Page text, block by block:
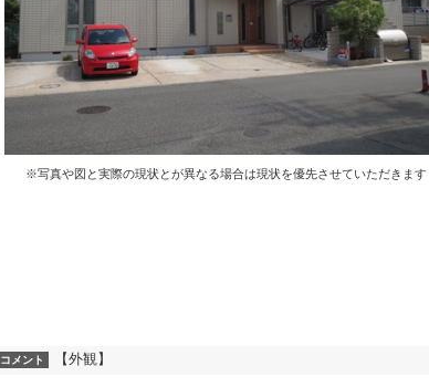
※写真や図と実際の現状とが異なる場合は現状を優先させていただきます
コメント 【外観】